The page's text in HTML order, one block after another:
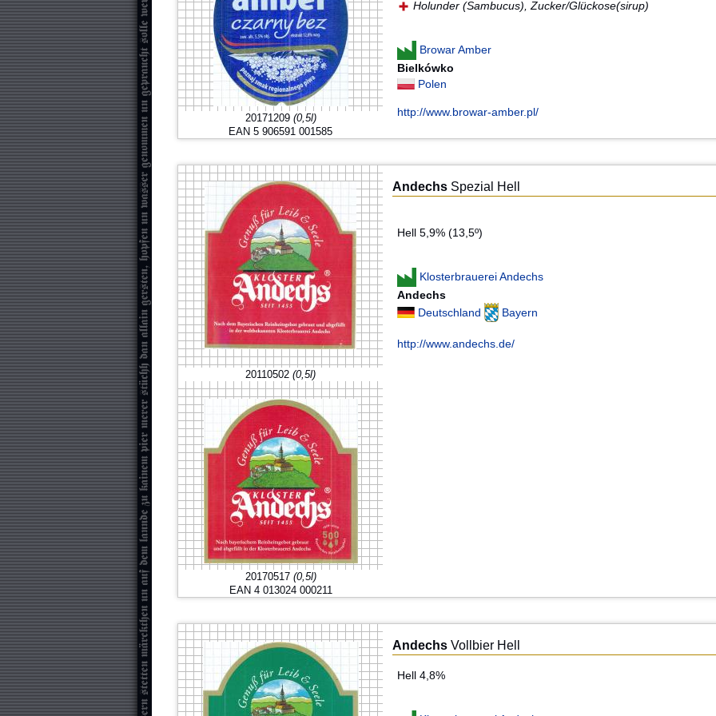
20171209 (0,5l)
EAN 5 906591 001585
Holunder (Sambucus), Zucker/Glückose(sirup)
Browar Amber
Bielkówko
Polen
http://www.browar-amber.pl/
20110502 (0,5l)
20170517 (0,5l)
EAN 4 013024 000211
Andechs Spezial Hell
Hell 5,9% (13,5º)
Klosterbrauerei Andechs
Andechs
Deutschland
Bayern
http://www.andechs.de/
Andechs Vollbier Hell
Hell 4,8%